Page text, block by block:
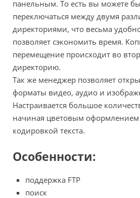
панельным. То есть вы можете
переключаться между двумя
директориями, что весьма
позволяет сэкономить время.
перемещение происходит во
директорию.
Так же менеджер позволяет
форматы видео, аудио и
Настраивается большое
начиная цветовым оформлением
кодировкой текста.
Особенности:
поддержка FTP
поиск